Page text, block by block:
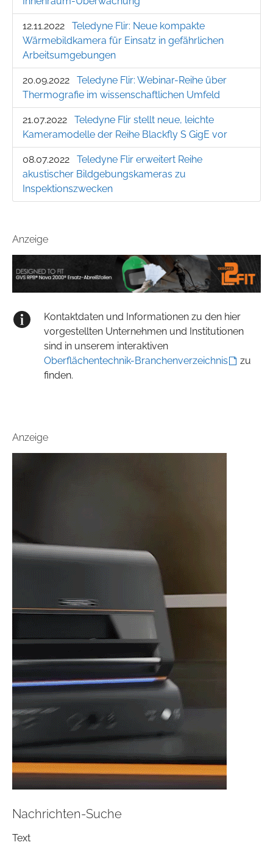
12.11.2022
Teledyne Flir: Neue kompakte
Wärmebildkamera für Einsatz in gefährlichen
Arbeitsumgebungen
20.09.2022
Teledyne Flir: Webinar-Reihe über
Thermografie im wissenschaftlichen Umfeld
21.07.2022
Teledyne Flir stellt neue, leichte
Kameramodelle der Reihe Blackfly S GigE vor
08.07.2022
Teledyne Flir erweitert Reihe
akustischer Bildgebungskameras zu
Inspektionszwecken
Anzeige
Kontaktdaten und Informationen zu den hier
vorgestellten Unternehmen und Institutionen
sind in unserem interaktiven
Oberflächentechnik-Branchenverzeichnis
zu
finden.
Anzeige
Nachrichten-Suche
Text